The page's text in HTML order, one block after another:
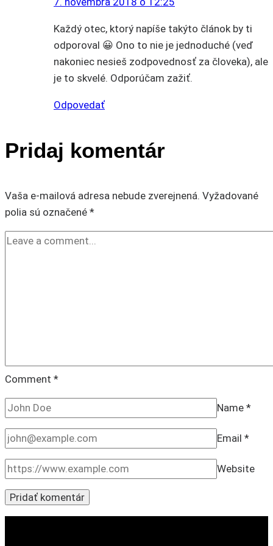
Každý otec, ktorý napíše takýto článok by ti
odporoval 😀 Ono to nie je jednoduché (veď
nakoniec nesieš zodpovednosť za človeka), ale
je to skvelé. Odporúčam zažiť.
Odpovedať
Pridaj komentár
Vaša e-mailová adresa nebude zverejnená. Vyžadované
polia sú označené *
Comment *
Name *
Email *
Website